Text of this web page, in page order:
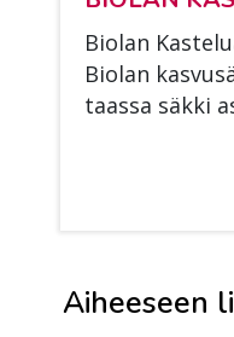
Bio­lan
Bio­lan
taas­sa säk­ki
Aiheeseen